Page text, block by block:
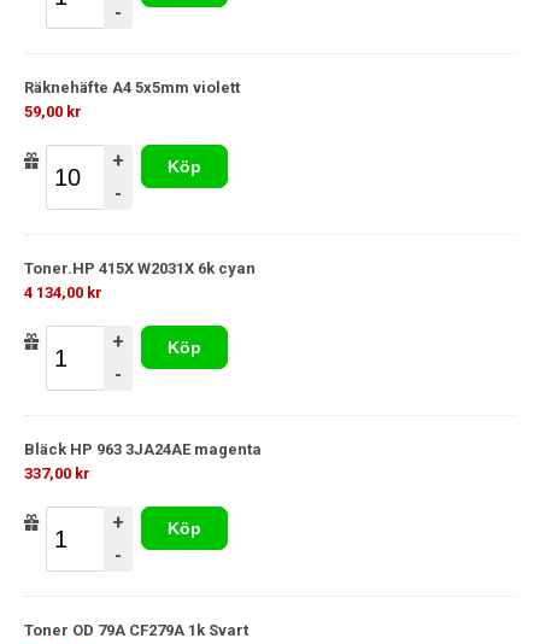
-
Räknehäfte A4 5x5mm violett
59,00 kr
+
-
Köp
Toner.HP 415X W2031X 6k cyan
4 134,00 kr
+
-
Köp
Bläck HP 963 3JA24AE magenta
337,00 kr
+
-
Köp
Toner OD 79A CF279A 1k Svart